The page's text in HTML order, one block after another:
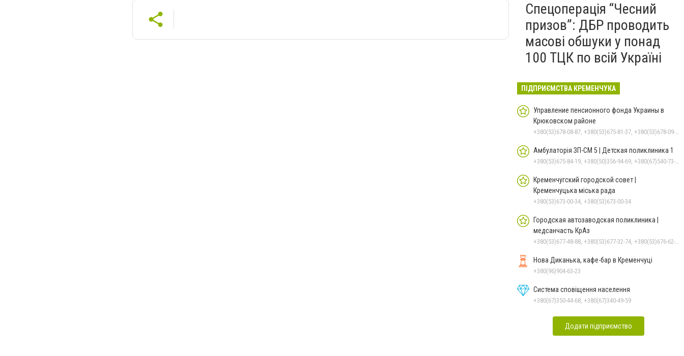
Спецоперація “Чесний
призов”: ДБР проводить
масові обшуки у понад
100 ТЦК по всій Україні
ПІДПРИЄМСТВА КРЕМЕНЧУКА
Управление пенсионного фонда Украины в
Крюковском районе
+380(53)678-08-87, +380(53)675-81-37, +380(53)678-09-01, +380(53)675-81-32, +380(53)675-81-40, +380(53)675-81-33, +380(53)675-81-38, +380(53)675-81-31
Амбулаторія ЗП-СМ 5 | Детская поликлиника 1
+380(53)675-84-19, +380(50)356-94-69, +380(67)540-73-87
Кременчугский городской совет |
Кременчуцька міська рада
+380(53)673-00-34, +380(53)673-00-34
Городская автозаводская поликлиника |
медсанчасть КрАз
+380(53)677-48-88, +380(53)677-32-74, +380(53)676-62-99, +380536766187
Нова Диканька, кафе-бар в Кременчуці
+380(96)904-63-23
Система сповіщення населення
+380(67)350-44-68, +380(67)340-49-59
Додати підприємство